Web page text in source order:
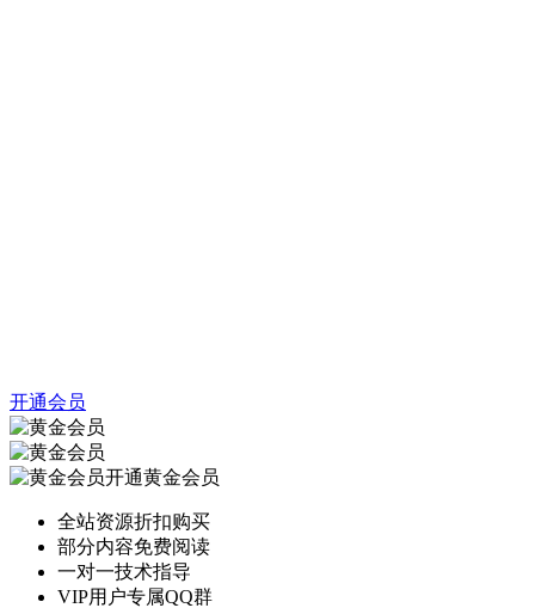
开通会员
开通黄金会员
全站资源折扣购买
部分内容免费阅读
一对一技术指导
VIP用户专属QQ群